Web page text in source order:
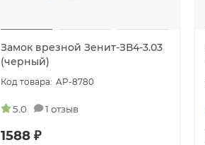
Замок врезной Зенит-ЗВ4-3.03
(черный)
AP-8780
5.0 1 отзыв
1588 ₽